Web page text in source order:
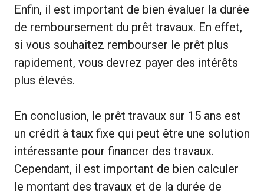
Enfin, il est important de bien évaluer la durée
de remboursement du prêt travaux. En effet,
si vous souhaitez rembourser le prêt plus
rapidement, vous devrez payer des intérêts
plus élevés.
En conclusion, le prêt travaux sur 15 ans est
un crédit à taux fixe qui peut être une solution
intéressante pour financer des travaux.
Cependant, il est important de bien calculer
le montant des travaux et de la durée de